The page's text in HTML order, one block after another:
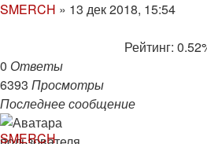
SMERCH » 13 дек 2018, 15:54
Рейтинг:
0 Ответы
6393 Просмотры
Последнее сообщение
SMERCH